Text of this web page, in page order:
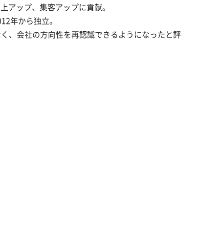
アップ、集客アップに貢献。
年から独立。
、会社の方向性を再認識できるようになったと評